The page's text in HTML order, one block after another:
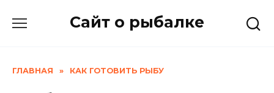
Сайт о рыбалке
ГЛАВНАЯ » КАК ГОТОВИТЬ РЫБУ